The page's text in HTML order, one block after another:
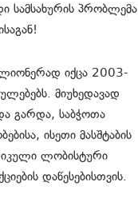
სამსახურის პრობლემა
იქცა 2003-
მიუხედავად
გარდა, საბჭოთა
ისეთი მასშტაბის
ლობისტური
დაწესებისთვის.